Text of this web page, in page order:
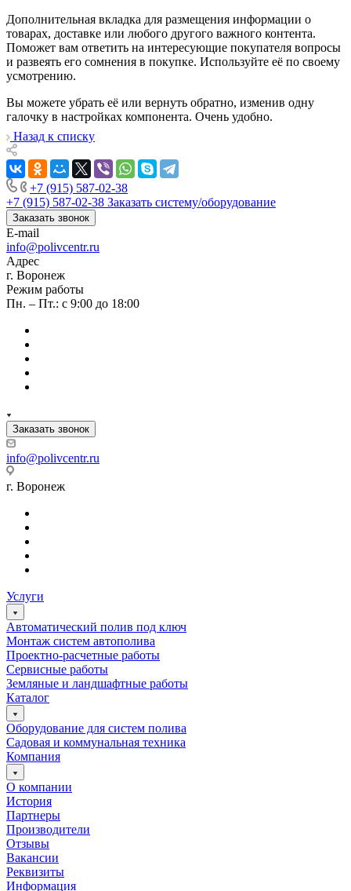
Дополнительная вкладка для размещения информации о
товарах, доставке или любого другого важного контента.
Поможет вам ответить на интересующие покупателя вопросы
и развеять его сомнения в покупке. Используйте её по своему
усмотрению.
Вы можете убрать её или вернуть обратно, изменив одну
галочку в настройках компонента. Очень удобно.
Назад к списку
+7 (915) 587-02-38
+7 (915) 587-02-38 Заказать систему/оборудование
Заказать звонок
E-mail
info@polivcentr.ru
Адрес
г. Воронеж
Режим работы
Пн. – Пт.: с 9:00 до 18:00
Заказать звонок
info@polivcentr.ru
г. Воронеж
Услуги
Автоматический полив под ключ
Монтаж систем автополива
Проектно-расчетные работы
Сервисные работы
Земляные и ландшафтные работы
Каталог
Оборудование для систем полива
Садовая и коммунальная техника
Компания
О компании
История
Партнеры
Производители
Отзывы
Вакансии
Реквизиты
Информация